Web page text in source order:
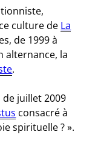
culture de La
de 1999 à
alternance, la
.
juillet 2009
consacré à
spirituelle ? ».